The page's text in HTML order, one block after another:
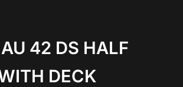
42 DS HALF
DECK